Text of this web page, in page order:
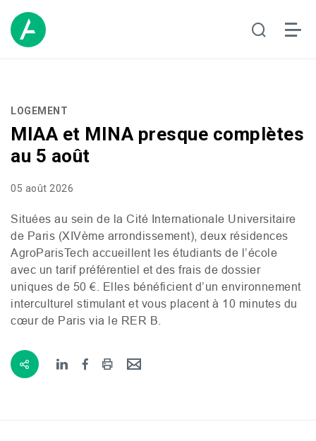
LOGEMENT
MIAAet MINApresque complètes
au 5 août
05 août 2026
Situées au sein de la Cité Internationale Universitaire
de Paris (XIVème arrondissement), deux résidences
AgroParisTech accueillent les étudiants de l’école
avec un tarif préférentiel et des frais de dossier
uniques de 50 €. Elles bénéficient d’un environnement
interculturel stimulant et vous placent à 10 minutes du
cœur de Paris via le RER B.